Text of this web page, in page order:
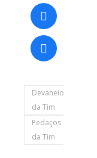
Devaneios
da Tim
Pedaços
da Tim